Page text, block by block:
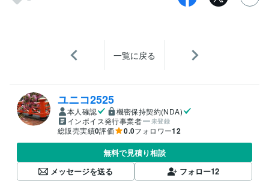
一覧に戻る
ユニコ2525
本人確認
機密保持契約(NDA)
インボイス発行事業者
未登録
総販売実績0評価 0.0フォロワー12
無料で見積り相談
メッセージを送る
フォロー12